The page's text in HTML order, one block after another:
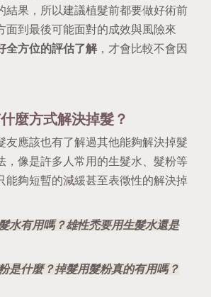
結果，所以建議植髮前都要做好術前
面到最後可能面對的成效與風險來
全方位的評估了解，才會比較不會因
麼方式解決掉髮？
友應該也有了解過其他能夠解決掉髮
，像是許多人常用的生髮水、髮粉等
能夠短暫的減緩甚至表徵性的解決掉
水有用嗎？雄性禿要用生髮水還是
是什麼？掉髮用髮粉真的有用嗎？